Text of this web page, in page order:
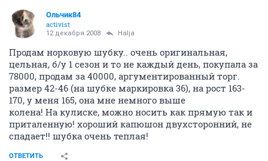
Ольчик84
activist
12 декабря 2008 Halja
Продам норковую шубку.. очень оригинальная,
цельная, б/у 1 сезон и то не каждый день, покупала за
78000, продам за 40000, аргументированный торг.
размер 42-46 (на шубке маркировка 36), на рост 163-
170, у меня 165, она мне немного выше
колена! На кулиске, можно носить как прямую так и
приталенную! хороший капюшон двухсторонний, не
спадает!! шубка очень теплая!
ОТВЕТИТЬ